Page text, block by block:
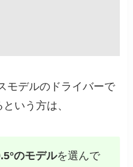
モデルのドライバーで
いう方は、
のモデルを選んで